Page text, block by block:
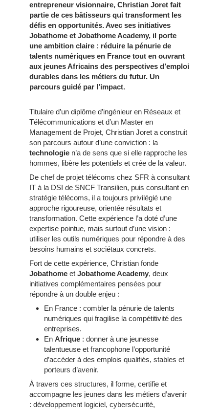
entrepreneur visionnaire, Christian Joret fait
partie de ces bâtisseurs qui transforment les
défis en opportunités. Avec ses initiatives
Jobathome et Jobathome Academy, il porte
une ambition claire : réduire la pénurie de
talents numériques en France tout en ouvrant
aux jeunes Africains des perspectives d’emploi
durables dans les métiers du futur. Un
parcours guidé par l’impact.
Titulaire d’un diplôme d’ingénieur en Réseaux et
Télécommunications et d’un Master en
Management de Projet, Christian Joret a construit
son parcours autour d’une conviction : la
technologie n’a de sens que si elle rapproche les
hommes, libère les potentiels et crée de la valeur.
De chef de projet télécoms chez SFR à consultant
IT à la DSI de SNCF Transilien, puis consultant en
stratégie télécoms, il a toujours privilégié une
approche rigoureuse, orientée résultats et
transformation. Cette expérience l’a doté d’une
expertise pointue, mais surtout d’une vision :
utiliser les outils numériques pour répondre à des
besoins humains et sociétaux concrets.
Fort de cette expérience, Christian fonde
Jobathome et Jobathome Academy, deux
initiatives complémentaires pensées pour
répondre à un double enjeu :
En France : combler la pénurie de talents
numériques qui fragilise la compétitivité des
entreprises.
En Afrique : donner à une jeunesse
talentueuse et francophone l’opportunité
d’accéder à des emplois qualifiés, stables et
porteurs d’avenir.
À travers ces structures, il forme, certifie et
accompagne les jeunes dans les métiers d’avenir
: développement logiciel, cybersécurité,